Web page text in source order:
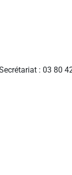
: 03 80